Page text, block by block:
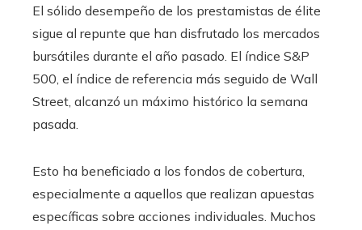
El sólido desempeño de los prestamistas de élite
sigue al repunte que han disfrutado los mercados
bursátiles durante el año pasado. El índice S&P
500, el índice de referencia más seguido de Wall
Street, alcanzó un máximo histórico la semana
pasada.
Esto ha beneficiado a los fondos de cobertura,
especialmente a aquellos que realizan apuestas
específicas sobre acciones individuales. Muchos